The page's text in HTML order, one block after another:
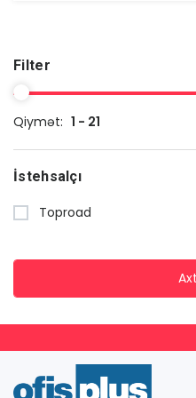
Filter
Qiymət: 1 - 21
İstehsalçı
Toproad